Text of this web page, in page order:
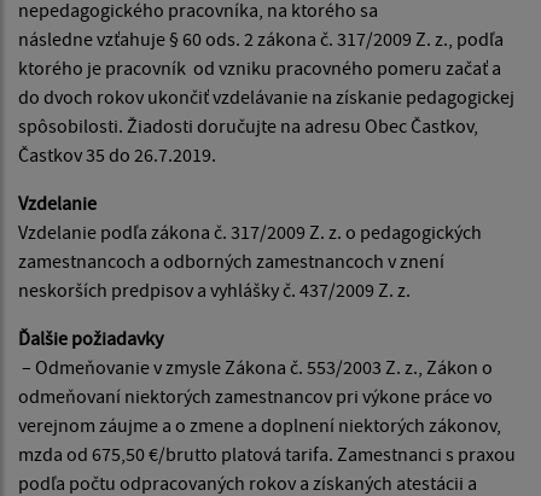
nepedagogického pracovníka, na ktorého sa
následne vzťahuje § 60 ods. 2 zákona č. 317/2009 Z. z., podľa
ktorého je pracovník od vzniku pracovného pomeru začať a
do dvoch rokov ukončiť vzdelávanie na získanie pedagogickej
spôsobilosti. Žiadosti doručujte na adresu Obec Častkov,
Častkov 35 do 26.7.2019.
Vzdelanie
Vzdelanie podľa zákona č. 317/2009 Z. z. o pedagogických
zamestnancoch a odborných zamestnancoch v znení
neskorších predpisov a vyhlášky č. 437/2009 Z. z.
Ďalšie požiadavky
– Odmeňovanie v zmysle Zákona č. 553/2003 Z. z., Zákon o
odmeňovaní niektorých zamestnancov pri výkone práce vo
verejnom záujme a o zmene a doplnení niektorých zákonov,
mzda od 675,50 €/brutto platová tarifa. Zamestnanci s praxou
podľa počtu odpracovaných rokov a získaných atestácii a